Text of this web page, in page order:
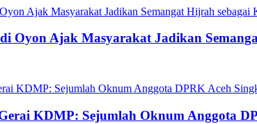
Oyon Ajak Masyarakat Jadikan
KDMP: Sejumlah Oknum Anggota